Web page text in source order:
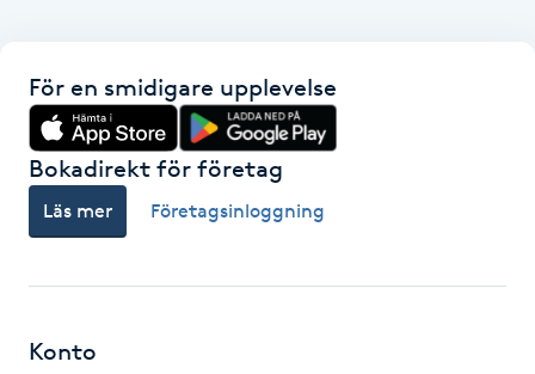
Herrklippning
HIFU
För en smidigare upplevelse
Bokadirekt för företag
Läs mer Företagsinloggning
Konto